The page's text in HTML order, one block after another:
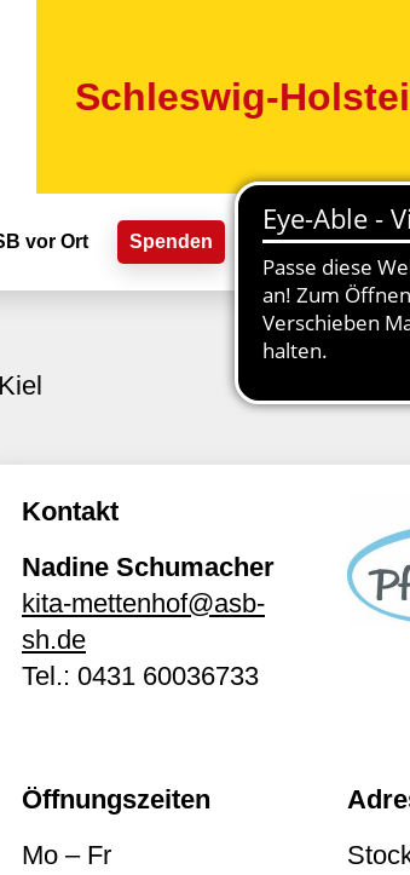
Schleswig-
vor Ort Spenden
Kontakt
Nadine Schumacher
kita-mettenhof@asb-
sh.de
Tel.: 0431 60036733
Öffnungszeiten
Mo – Fr